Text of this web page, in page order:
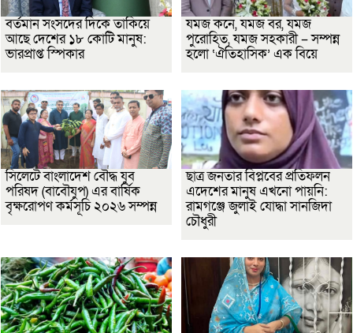
বর্তমান সংসদের দিকে তাকিয়ে
আছে দেশের ১৮ কোটি মানুষ:
ভারপ্রাপ্ত স্পিকার
যমজ কনে, যমজ বর, যমজ
পুরোহিত, যমজ সহকারী – সম্পন্ন
হলো ‘ঐতিহাসিক’ এক বিয়ে
সিলেটে বাংলাদেশ বৌদ্ধ যুব
পরিষদ (বাবৌযুপ) এর বার্ষিক
বৃক্ষরোপণ কর্মসূচি ২০২৬ সম্পন্ন
ছাত্র জনতার বিপ্লবের প্রতিফলন
এদেশের মানুষ এখনো পায়নি:
রামগঞ্জে জুলাই যোদ্ধা সানজিদা
চৌধুরী